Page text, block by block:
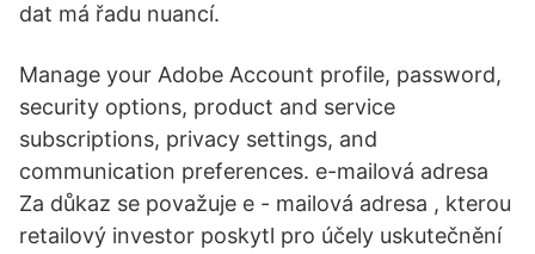
dat má řadu nuancí.
Manage your Adobe Account profile, password,
security options, product and service
subscriptions, privacy settings, and
communication preferences. e-mailová adresa
Za důkaz se považuje e - mailová adresa , kterou
retailový investor poskytl pro účely uskutečnění